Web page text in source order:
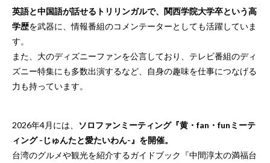
英語と中国語が話せるトリリンガルで、関西学院大学卒という高
学歴を武器に、情報番組のコメンテーターとしても活躍していま
す。
また、大のディズニーファンを公言しており、テレビ番組のディ
ズニー特集にも多数出演するなど、自身の趣味を仕事につなげる
力も持っています。
2026年4月には、 ソロファンミーティング『黄・fan・funミーテ
ィング -じゅんたと愛たいわん-』を開催。
台湾のグルメや観光を紹介するガイドブック『中間淳太の満福台